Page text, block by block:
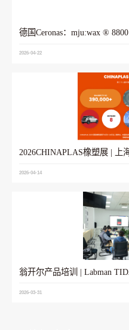
德国Ceronas：mju:wax ®
2026-04-22
2026CHINAPLAS橡塑展 | 上
2026-04-14
翁开尔产品培训 | Labman
2026-03-31